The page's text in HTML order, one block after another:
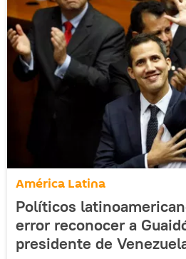
América Latina
Políticos
error reconocer a
presidente de